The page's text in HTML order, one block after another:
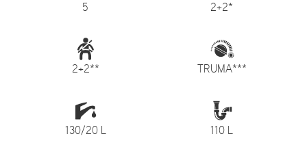
5 2+2*
2+2** TRUMA***
130/20 L 110 L